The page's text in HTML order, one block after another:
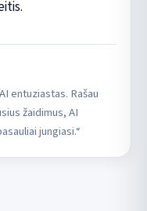
entuziastas. Rašau
žaidimus, AI
jungiasi.“